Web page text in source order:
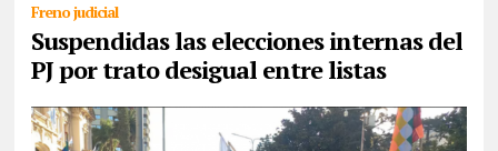
Freno judicial
Suspendidas las elecciones internas del
PJ por trato desigual entre listas